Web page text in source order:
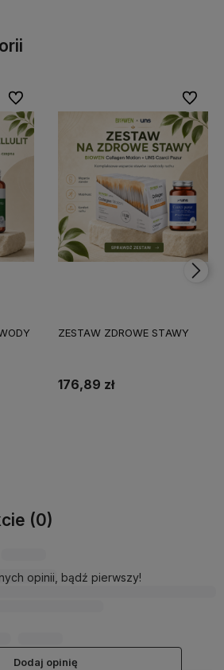
Do ulubionych
ZESTAW ZDROWE STAWY
176,89 zł
Do
(0)
opinii, bądź pierwszy!
Dodaj opinię